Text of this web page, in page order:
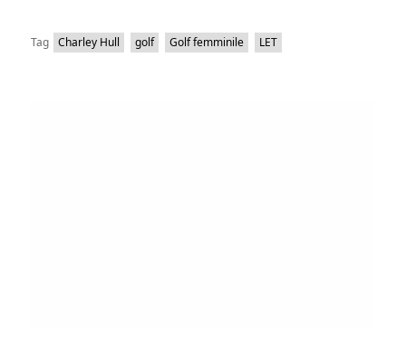
Tag Charley Hull golf Golf femminile LET